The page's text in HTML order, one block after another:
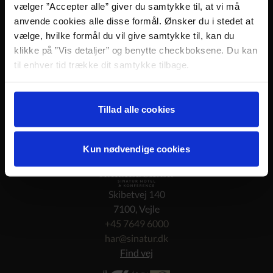
vælger ”Accepter alle” giver du samtykke til, at vi må
anvende cookies alle disse formål. Ønsker du i stedet at
vælge, hvilke formål du vil give samtykke til, kan du
klikke på ”Vis detaljer” og benytte checkboksene. Du kan
til enhver tid trække dit samtykke tilbage.
Læs mere om det samt vores behandling af
personoplysninger her>>Tillad alle cookies
Kun nødvendige cookies
Periode: Hele året
Antal deltagere: Min. 6
Pris: Kr. 225,- inkl. moms pr. gæst
Er I færre end 6 personer? Spørg for alternativ
løsning.
Skibetvej 140
7100, Vejle
+45 7649 6000
har@sinatur.dk
Find vej